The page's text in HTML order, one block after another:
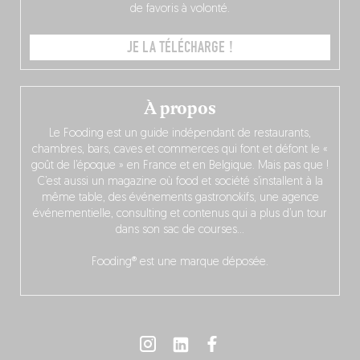
À propos
Le Fooding est un guide indépendant de restaurants,
chambres, bars, caves et commerces qui font et défont le «
goût de l’époque » en France et en Belgique. Mais pas que !
C’est aussi un magazine où food et société s’installent à la
même table, des événements gastronokifs, une agence
événementielle, consulting et contenus qui a plus d’un tour
dans son sac de courses…
Fooding® est une marque déposée.
de favoris à volonté.
JE LA TÉLÉCHARGE !